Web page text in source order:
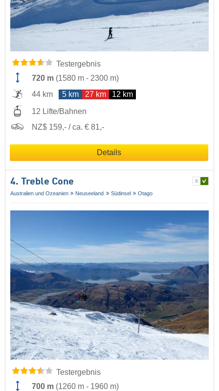
Testergebnis
720 m (1580 m - 2300 m)
44 km
5 km 27 km 12 km
12 Lifte/Bahnen
NZ$ 159,- / ca. € 81,-
Details
4. Treble Cone
Australien und Ozeanien Neuseeland Südinsel Otago
Testergebnis
700 m (1260 m - 1960 m)